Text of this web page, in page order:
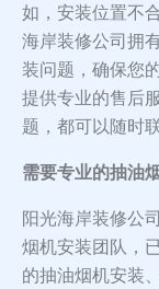
如，安装位置不
海岸装修公司拥
装问题，确保您
提供专业的售后
题，都可以随时
需要专业的抽油
阳光海岸装修公
烟机安装团队，
的抽油烟机安装